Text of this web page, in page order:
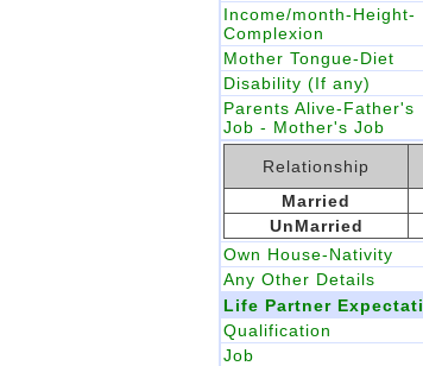
Income/month-Height-
Complexion
Mother Tongue-Diet
Disability (If any)
Parents Alive-Father's
Job - Mother's Job
Relationship
Married
UnMarried
Own House-Nativity
Any Other Details
Life Partner
Qualification
Job